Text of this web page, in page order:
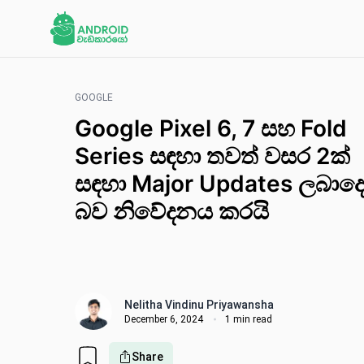
GOOGLE
Google Pixel 6, 7 සහ Fold
Series සඳහා තවත් වසර 2ක්
සඳහා Major Updates
බව නිවේදනය කරයි
Nelitha Vindinu Priyawansha
December 6, 2024 1 min read
Share